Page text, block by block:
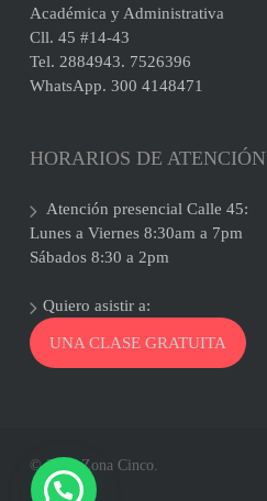
Académica y Administrativa
Cll. 45 #14-43
Tel. 2884943. 7526396
WhatsApp. 300 4148471
HORARIOS DE ATENCIÓN
Atención presencial Calle 45:
Lunes a Viernes 8:30am a 7pm
Sábados 8:30 a 2pm
Quiero asistir a:
UNA CLASE GRATUITA
© 2026 Zona Cinco.